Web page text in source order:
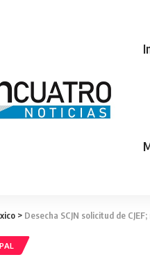
> Desecha SCJN solicitud de